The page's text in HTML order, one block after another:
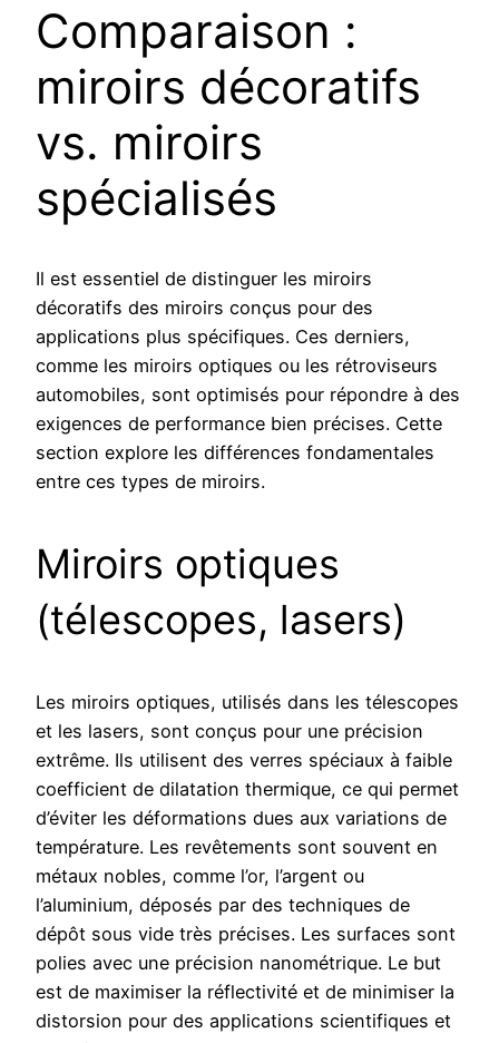
Comparaison :
miroirs décoratifs
vs. miroirs
spécialisés
Il est essentiel de distinguer les miroirs
décoratifs des miroirs conçus pour des
applications plus spécifiques. Ces derniers,
comme les miroirs optiques ou les rétroviseurs
automobiles, sont optimisés pour répondre à des
exigences de performance bien précises. Cette
section explore les différences fondamentales
entre ces types de miroirs.
Miroirs optiques
(télescopes, lasers)
Les miroirs optiques, utilisés dans les télescopes
et les lasers, sont conçus pour une précision
extrême. Ils utilisent des verres spéciaux à faible
coefficient de dilatation thermique, ce qui permet
d’éviter les déformations dues aux variations de
température. Les revêtements sont souvent en
métaux nobles, comme l’or, l’argent ou
l’aluminium, déposés par des techniques de
dépôt sous vide très précises. Les surfaces sont
polies avec une précision nanométrique. Le but
est de maximiser la réflectivité et de minimiser la
distorsion pour des applications scientifiques et